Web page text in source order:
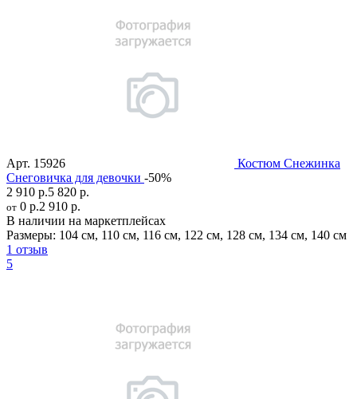
Арт. 15926
Костюм Снежинка
Снеговичка для девочки -50%
2 910 р.5 820 р.
от 0 р.2 910 р.
В наличии на маркетплейсах
Размеры: 104 см, 110 см, 116 см, 122 см, 128 см, 134 см, 140 см
1 отзыв
5